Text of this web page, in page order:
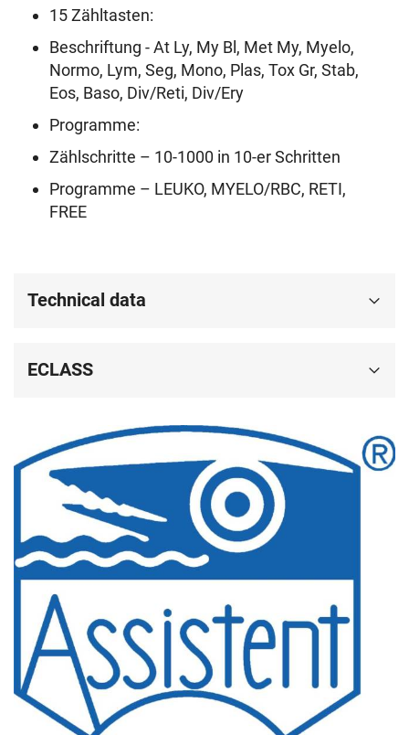
15 Zähltasten:
Beschriftung - At Ly, My Bl, Met My, Myelo,
Normo, Lym, Seg, Mono, Plas, Tox Gr, Stab,
Eos, Baso, Div/Reti, Div/Ery
Programme:
Zählschritte – 10-1000 in 10-er Schritten
Programme – LEUKO, MYELO/RBC, RETI,
FREE
Technical data
ECLASS